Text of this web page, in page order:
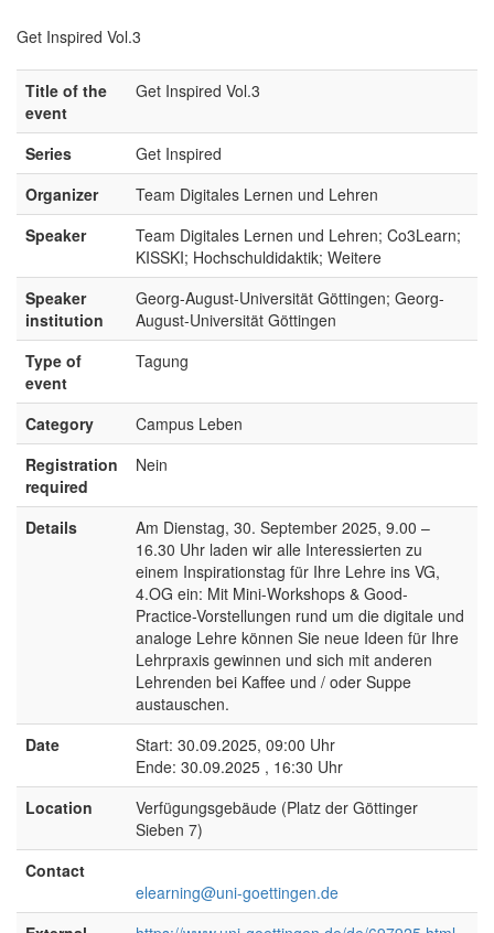
Get Inspired Vol.3
Title of the
event
Get Inspired Vol.3
Series
Get Inspired
Organizer
Team Digitales Lernen und Lehren
Speaker
Team Digitales Lernen und Lehren; Co3Learn;
KISSKI; Hochschuldidaktik; Weitere
Speaker
institution
Georg-August-Universität Göttingen; Georg-
August-Universität Göttingen
Type of
event
Tagung
Category
Campus Leben
Registration
required
Nein
Details
Am Dienstag, 30. September 2025, 9.00 –
16.30 Uhr laden wir alle Interessierten zu
einem Inspirationstag für Ihre Lehre ins VG,
4.OG ein: Mit Mini-Workshops & Good-
Practice-Vorstellungen rund um die digitale und
analoge Lehre können Sie neue Ideen für Ihre
Lehrpraxis gewinnen und sich mit anderen
Lehrenden bei Kaffee und / oder Suppe
austauschen.
Date
Start: 30.09.2025, 09:00 Uhr
Ende: 30.09.2025 , 16:30 Uhr
Location
Verfügungsgebäude (Platz der Göttinger
Sieben 7)
Contact
elearning@uni-goettingen.de